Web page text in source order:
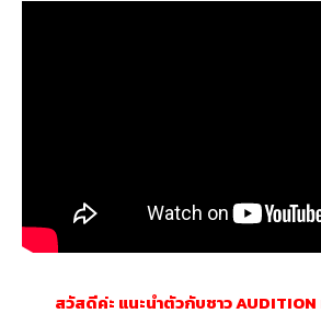
สวัสดีค่ะ แนะนำตัวกับชาว AUDITION